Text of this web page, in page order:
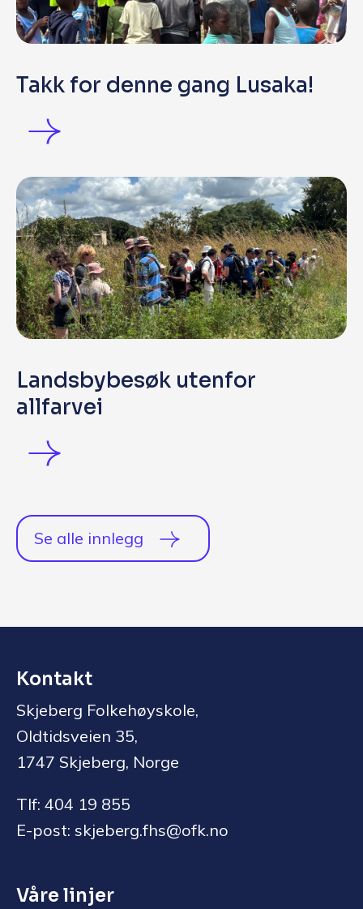
Takk for denne gang Lusaka!
Landsbybesøk utenfor
allfarvei
Se alle innlegg
Kontakt
Skjeberg Folkehøyskole,
Oldtidsveien 35,
1747 Skjeberg, Norge
Tlf: 404 19 855
E-post: skjeberg.fhs@ofk.no
Våre linjer